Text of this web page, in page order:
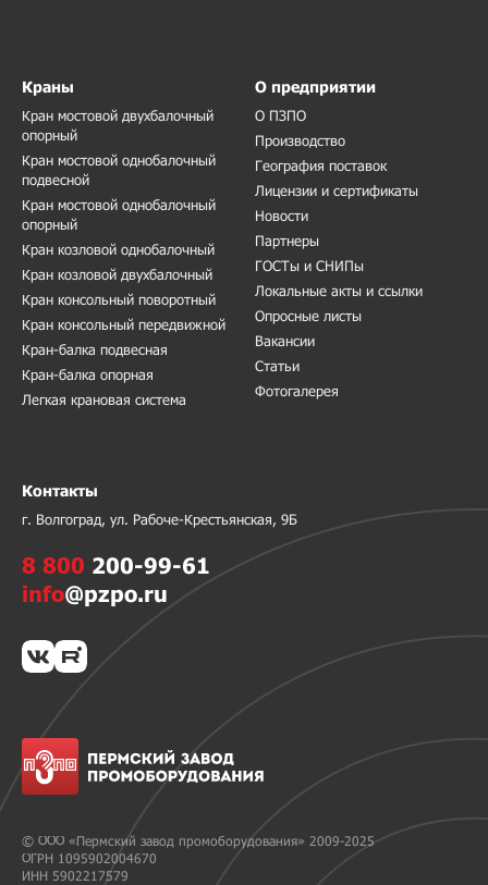
© ООО «Пермский завод промоборудования» 2009-2025
ОГРН 1095902004670
ИНН 5902217579
Краны
Кран мостовой двухбалочный
опорный
Кран мостовой однобалочный
подвесной
Кран мостовой однобалочный
опорный
Кран козловой однобалочный
Кран козловой двухбалочный
Кран консольный поворотный
Кран консольный передвижной
Кран-балка подвесная
Кран-балка опорная
Легкая крановая система
О предприятии
О ПЗПО
Производство
География поставок
Лицензии и сертификаты
Новости
Партнеры
ГОСТы и СНИПы
Локальные акты и ссылки
Опросные листы
Вакансии
Статьи
Фотогалерея
Контакты
г. Волгоград, ул. Рабоче-Крестьянская, 9Б
8 800 200-99-61
info@pzpo.ru